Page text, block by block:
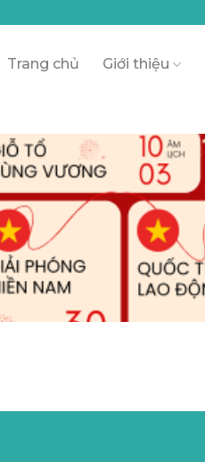
Trang chủ Giới thiệu